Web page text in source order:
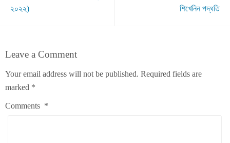
২০২২)
শিখেনিন পদ্ধতি
Leave a Comment
Your email address will not be published. Required fields are
marked *
Comments *